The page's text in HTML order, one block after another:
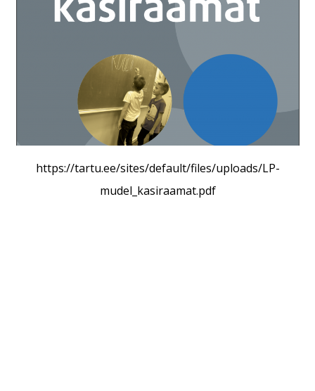
https://tartu.ee/sites/default/files/uploads/LP-
mudel_kasiraamat.pdf